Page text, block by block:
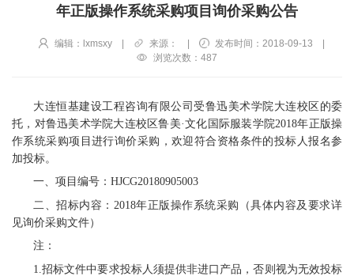
年正版操作系统采购项目询价采购公告
编辑：lxmsxy | 来源： | 发布时间：2018-09-13
|
浏览次数： 487
大连恒基建设工程咨询有限公司受鲁迅美术学院大连校区的委
托，对鲁迅美术学院大连校区鲁美·文化国际服装学院2018年正版操
作系统采购项目进行询价采购，欢迎符合资格条件的投标人报名参
加投标。
一、项目编号：HJCG20180905003
二、招标内容：2018年正版操作系统采购（具体内容及要求详
见询价采购文件）
注：
1.招标文件中要求投标人须提供非进口产品，否则视为无效投标